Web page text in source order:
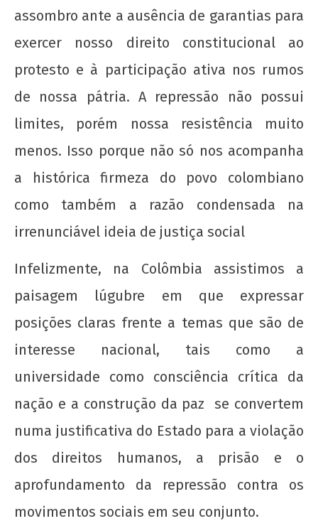
assombro ante a ausência de garantias para
exercer nosso direito constitucional ao
protesto e à participação ativa nos rumos
de nossa pátria. A repressão não possui
limites, porém nossa resistência muito
menos. Isso porque não só nos acompanha
a histórica firmeza do povo colombiano
como também a razão condensada na
irrenunciável ideia de justiça social
Infelizmente, na Colômbia assistimos a
paisagem lúgubre em que expressar
posições claras frente a temas que são de
interesse nacional, tais como a
universidade como consciência crítica da
nação e a construção da paz se convertem
numa justificativa do Estado para a violação
dos direitos humanos, a prisão e o
aprofundamento da repressão contra os
movimentos sociais em seu conjunto.